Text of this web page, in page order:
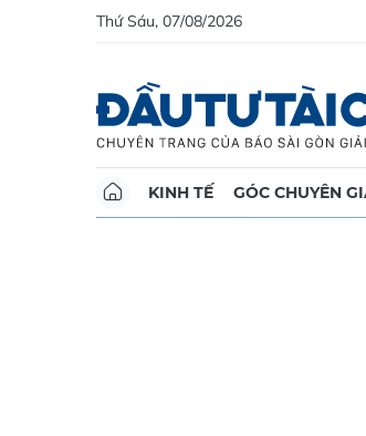
Thứ Sáu, 07/08/2026
KINH TẾ GÓC CHUYÊN